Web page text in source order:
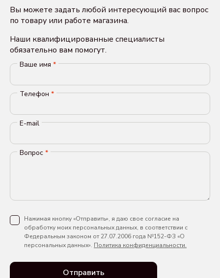
Вы можете задать любой интересующий вас вопрос
по товару или работе магазина.
Наши квалифицированные специалисты
обязательно вам помогут.
Ваше имя *
Телефон *
E-mail
Вопрос *
Нажимая кнопку «Отправить», я даю свое согласие на
обработку моих персональных данных, в соответствии с
Федеральным законом от 27.07.2006 года №152-ФЗ «О
персональных данных». Политика конфиденциальности.
Отправить